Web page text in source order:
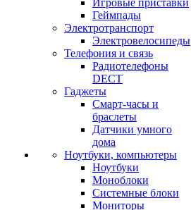
Игровые приставки
Геймпады
Электротранспорт
Электровелосипеды
Телефония и связь
Радиотелефоны
DECT
Гаджеты
Смарт-часы и
браслеты
Датчики умного
дома
Ноутбуки, компьютеры
Ноутбуки
Моноблоки
Системные блоки
Мониторы